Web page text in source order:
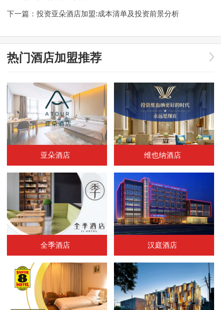
下一篇： 投资亚朵酒店加盟:成本清单及投资前景分析
热门酒店加盟推荐
亚朵酒店 维也纳酒店
全季酒店 汉庭酒店